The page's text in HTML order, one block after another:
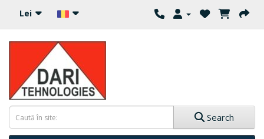
Lei
Search